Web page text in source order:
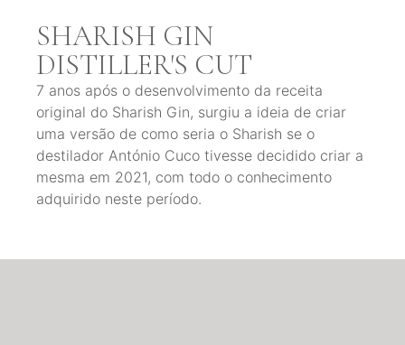
SHARISH GIN
DISTILLER'S CUT
7 anos após o desenvolvimento da receita
original do Sharish Gin, surgiu a ideia de criar
uma versão de como seria o Sharish se o
destilador António Cuco tivesse decidido criar a
mesma em 2021, com todo o conhecimento
adquirido neste período.